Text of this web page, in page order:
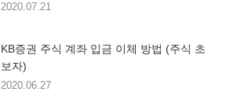
2020.07.21
KB증권 주식 계좌 입금 이체 방법 (주식 초
보자)
2020.06.27